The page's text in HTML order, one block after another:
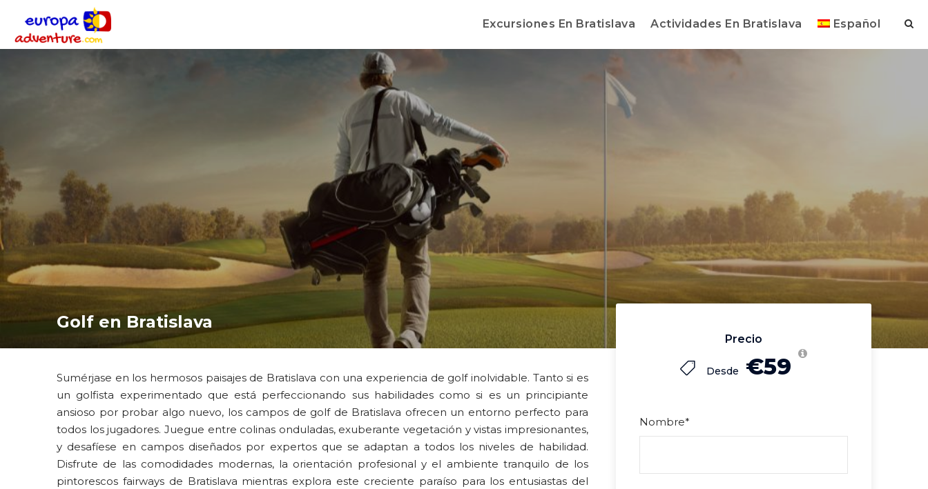
Excursiones En Bratislava Actividades En Bratislava Español
Golf en Bratislava
Precio
Desde €59
Nombre*
Sumérjase en los hermosos paisajes de Bratislava con una experiencia de golf inolvidable. Tanto si es
un golfista experimentado que está perfeccionando sus habilidades como si es un principiante
ansioso por probar algo nuevo, los campos de golf de Bratislava ofrecen un entorno perfecto para
todos los jugadores. Juegue entre colinas onduladas, exuberante vegetación y vistas impresionantes,
y desafíese en campos diseñados por expertos que se adaptan a todos los niveles de habilidad.
Disfrute de las comodidades modernas, la orientación profesional y el ambiente tranquilo de los
pintorescos fairways de Bratislava mientras explora este creciente paraíso para los entusiastas del